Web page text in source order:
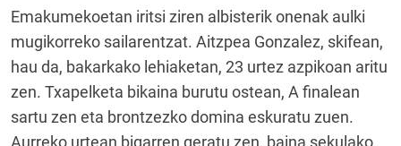
Emakumekoetan iritsi ziren albisterik onenak aulki
mugikorreko sailarentzat. Aitzpea Gonzalez, skifean,
hau da, bakarkako lehiaketan, 23 urtez azpikoan aritu
zen. Txapelketa bikaina burutu ostean, A finalean
sartu zen eta brontzezko domina eskuratu zuen.
Aurreko urtean bigarren geratu zen, baina sekulako